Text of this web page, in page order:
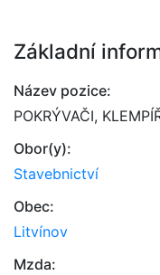
Základní
Název pozice:
POKRÝVAČI,
Obor(y):
Stavebnictví
Obec:
Litvínov
Mzda: